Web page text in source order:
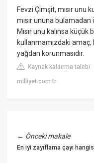
Fevzi Çimşit, mısır unu
mısır ununa
Mısır unu kalınsa
kullanmamızdaki amaç,
yağdan korunmasıdır.
Kaynak kaldırma talebi
milliyet.com.tr
← Önceki makale
En iyi zayıflama çayı